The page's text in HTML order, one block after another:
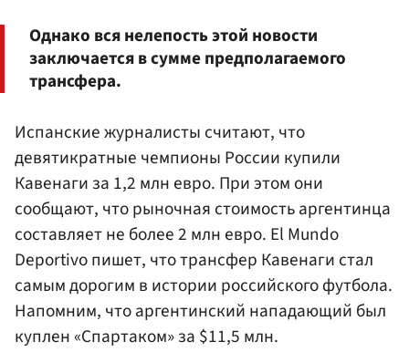
Однако вся нелепость этой новости
заключается в сумме предполагаемого
трансфера.
Испанские журналисты считают, что
девятикратные чемпионы России купили
Кавенаги за 1,2 млн евро. При этом они
сообщают, что рыночная стоимость аргентинца
составляет не более 2 млн евро. El Mundo
Deportivo пишет, что трансфер Кавенаги стал
самым дорогим в истории российского футбола.
Напомним, что аргентинский нападающий был
куплен «Спартаком» за $11,5 млн.